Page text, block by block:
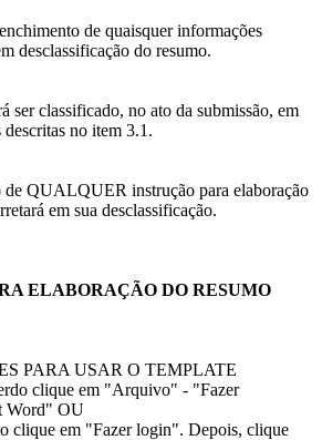
de quaisquer informações
desclassificação do resumo.
ser classificado, no ato da submissão, em
descritas no item 3.1.
de QUALQUER instrução para elaboração
em sua desclassificação.
ELABORAÇÃO DO RESUMO
PARA USAR O TEMPLATE
clique em "Arquivo" - "Fazer
Word" OU
clique em "Fazer login". Depois, clique